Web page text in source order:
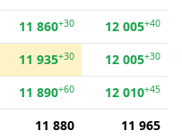
11 860+30 12 005+40
11 935+30 12 005+30
11 890+60 12 010+45
11 880
11 965